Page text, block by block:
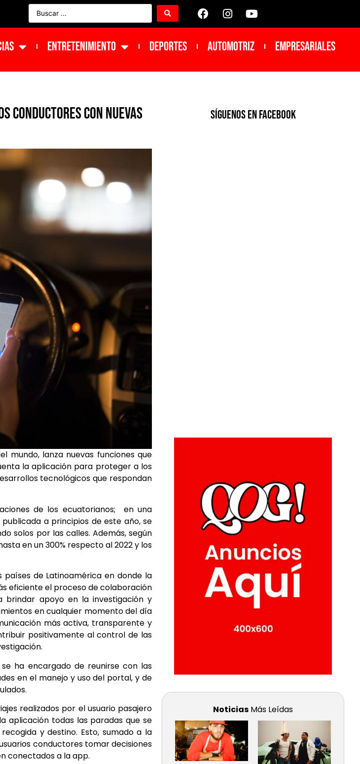
ENTRETENIMIENTO DEPORTES Automotriz Empresariales
conductores con nuevas
mundo, lanza nuevas funciones que
la aplicación para proteger a los
tecnológicos que respondan
de los ecuatorianos; en una
a principios de este año, se
solos por las calles. Además, según
en un 300% respecto al 2022 y los
países de Latinoamérica en donde la
eficiente el proceso de colaboración
brindar apoyo en la investigación y
en cualquier momento del día
más activa, transparente y
positivamente al control de las
ha encargado de reunirse con las
en el manejo y uso del portal, y de
realizados por el usuario pasajero
aplicación todas las paradas que se
y destino. Esto, sumado a la
conductores tomar decisiones
conectados a la app.
SíGUENOS EN FACEBOOK
Noticias Más Leídas